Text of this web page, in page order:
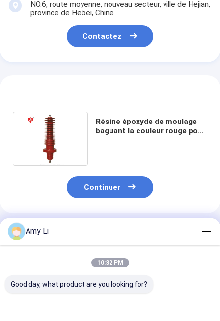
NO.6, route moyenne, nouveau secteur, ville de Hejian,
province de Hebei, Chine
Contactez
Résine époxyde de moulage
baguant la couleur rouge pour
Continuer
Produits Recommandés
Amy Li
10:32 PM
Good day, what product are you looking for?